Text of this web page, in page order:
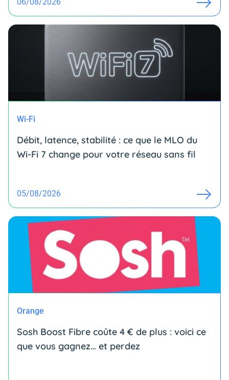
Wi-Fi
Débit, latence, stabilité : ce que le MLO du
Wi-Fi 7 change pour votre réseau sans fil
05/08/2026
Orange
Sosh Boost Fibre coûte 4 € de plus : voici ce
que vous gagnez… et perdez